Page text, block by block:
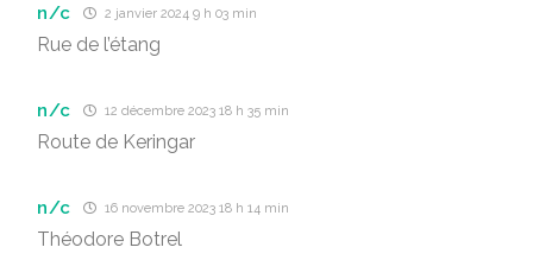
n/c 2 janvier 2024 9 h 03 min
Rue de l’étang
n/c 12 décembre 2023 18 h 35 min
Route de Keringar
n/c 16 novembre 2023 18 h 14 min
Théodore Botrel